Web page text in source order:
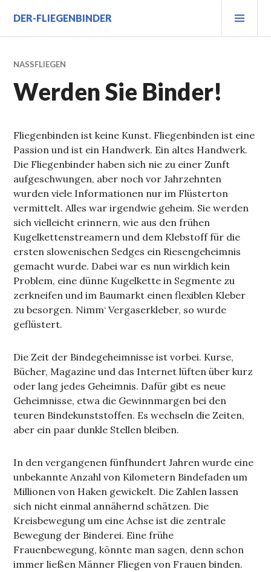
Inhalt
springen
DER-FLIEGENBINDER
NASSFLIEGEN
Werden Sie Binder!
Fliegenbinden ist keine Kunst. Fliegenbinden ist eine
Passion und ist ein Handwerk. Ein altes Handwerk.
Die Fliegenbinder haben sich nie zu einer Zunft
aufgeschwungen, aber noch vor Jahrzehnten
wurden viele Informationen nur im Flüsterton
vermittelt. Alles war irgendwie geheim. Sie werden
sich vielleicht erinnern, wie aus den frühen
Kugelkettenstreamern und dem Klebstoff für die
ersten slowenischen Sedges ein Riesengeheimnis
gemacht wurde. Dabei war es nun wirklich kein
Problem, eine dünne Kugelkette in Segmente zu
zerkneifen und im Baumarkt einen flexiblen Kleber
zu besorgen. Nimm‘ Vergaserkleber, so wurde
geflüstert.
Die Zeit der Bindegeheimnisse ist vorbei. Kurse,
Bücher, Magazine und das Internet lüften über kurz
oder lang jedes Geheimnis. Dafür gibt es neue
Geheimnisse, etwa die Gewinnmargen bei den
teuren Bindekunststoffen. Es wechseln die Zeiten,
aber ein paar dunkle Stellen bleiben.
In den vergangenen fünfhundert Jahren wurde eine
unbekannte Anzahl von Kilometern Bindefaden um
Millionen von Haken gewickelt. Die Zahlen lassen
sich nicht einmal annähernd schätzen. Die
Kreisbewegung um eine Achse ist die zentrale
Bewegung der Binderei. Eine frühe
Frauenbewegung, könnte man sagen, denn schon
immer ließen Männer Fliegen von Frauen binden.